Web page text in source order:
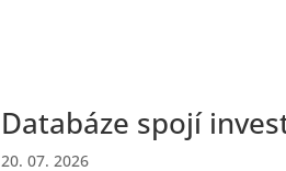
Databáze spojí
20. 07. 2026